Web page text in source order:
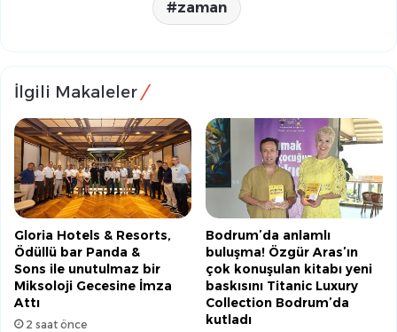
zaman
İlgili Makaleler
Gloria Hotels & Resorts,
Ödüllü bar Panda &
Sons ile unutulmaz bir
Miksoloji Gecesine İmza
Attı
2 saat önce
Bodrum’da anlamlı
buluşma! Özgür Aras’ın
çok konuşulan kitabı yeni
baskısını Titanic Luxury
Collection Bodrum’da
kutladı